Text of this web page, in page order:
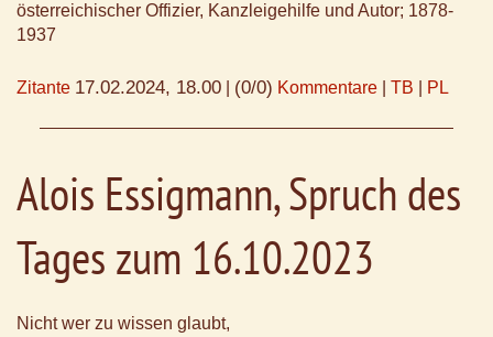
österreichischer Offizier, Kanzleigehilfe und Autor; 1878-
1937
Zitante 17.02.2024, 18.00 (0/0) Kommentare TB PL
Alois Essigmann, Spruch des
Tages zum 16.10.2023
Nicht wer zu wissen glaubt,